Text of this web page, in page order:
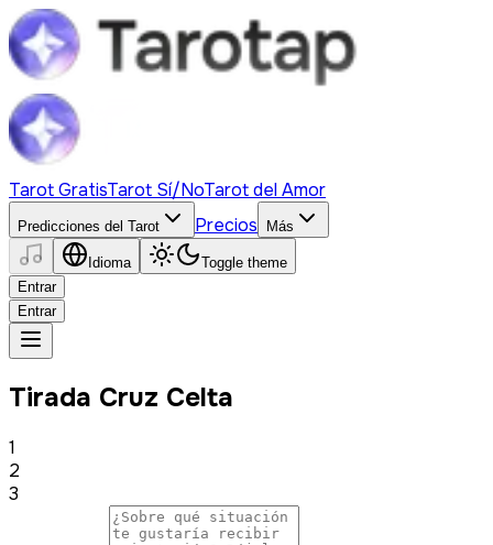
Tarot GratisTarot Sí/NoTarot del Amor
Predicciones del Tarot Precios Más
Idioma
Toggle theme
Entrar
Entrar
Tirada Cruz Celta
1
2
3